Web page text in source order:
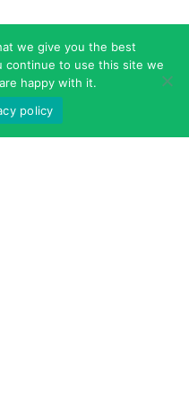
we give you the best
continue to use this site we
happy with it.
policy